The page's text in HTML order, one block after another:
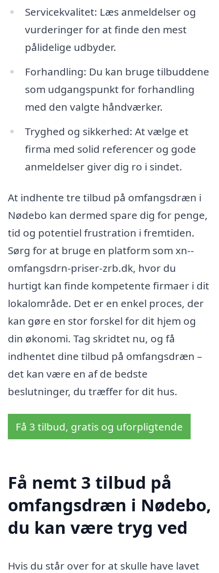
Servicekvalitet: Læs anmeldelser og
vurderinger for at finde den mest
pålidelige udbyder.
Forhandling: Du kan bruge tilbuddene
som udgangspunkt for forhandling
med den valgte håndværker.
Tryghed og sikkerhed: At vælge et
firma med solid referencer og gode
anmeldelser giver dig ro i sindet.
At indhente tre tilbud på omfangsdræn i
Nødebo kan dermed spare dig for penge,
tid og potentiel frustration i fremtiden.
Sørg for at bruge en platform som xn--
omfangsdrn-priser-zrb.dk, hvor du
hurtigt kan finde kompetente firmaer i dit
lokalområde. Det er en enkel proces, der
kan gøre en stor forskel for dit hjem og
din økonomi. Tag skridtet nu, og få
indhentet dine tilbud på omfangsdræn –
det kan være en af de bedste
beslutninger, du træffer for dit hus.
Få 3 tilbud, gratis og uforpligtende
Få nemt 3 tilbud på
omfangsdræn i Nødebo,
du kan være tryg ved
Hvis du står over for at skulle have lavet